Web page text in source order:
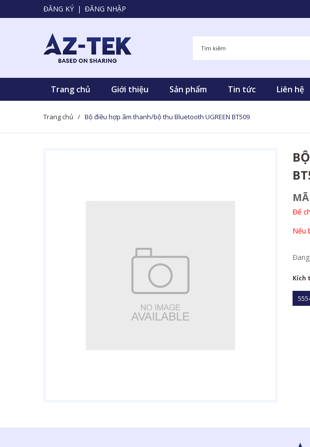
ĐĂNG KÝ | ĐĂNG NHẬP
Trang chủ Giới thiệu Sản phẩm Tin tức Liên hệ
Trang chủ / Bộ điều hợp âm thanh/bộ thu Bluetooth UGREEN BT509
Để
Nếu
Kích